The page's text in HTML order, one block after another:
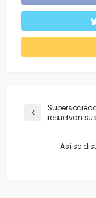
resuelvan
Así se